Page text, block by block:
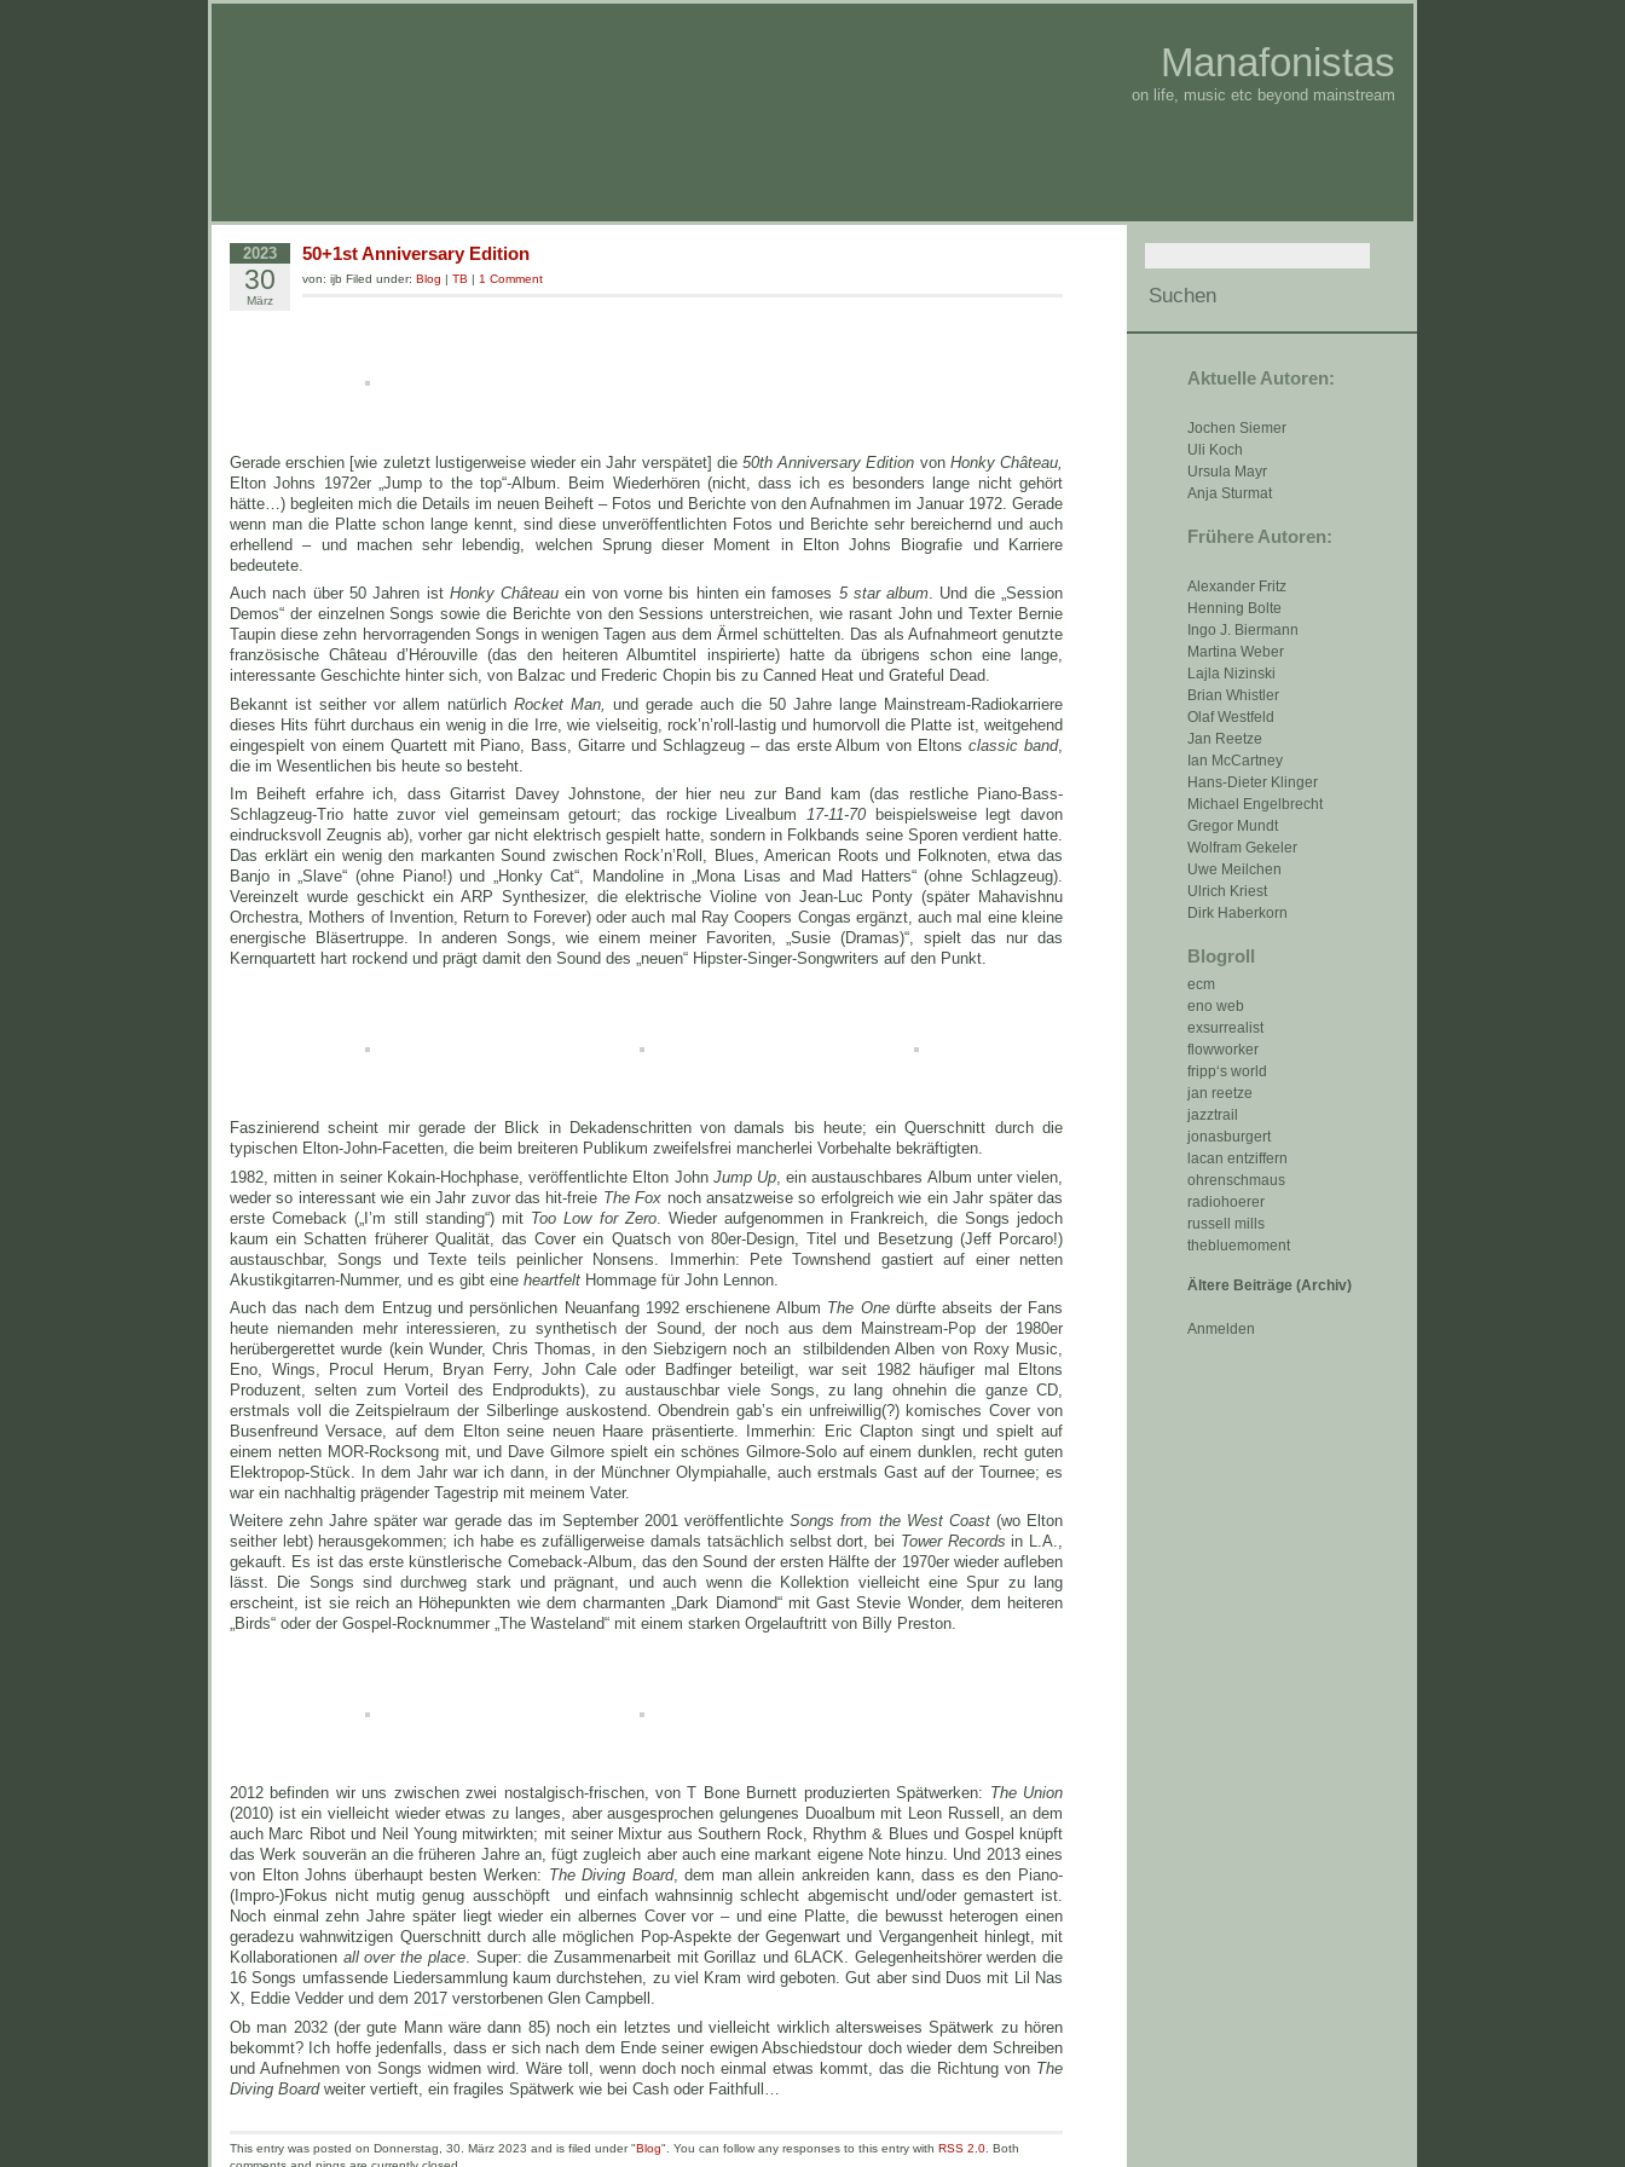
Manafonistas
on life, music etc beyond mainstream
Aktuelle Autoren:
Jochen Siemer
Uli Koch
Ursula Mayr
Anja Sturmat
Frühere Autoren:
Alexander Fritz
Henning Bolte
Ingo J. Biermann
Martina Weber
Lajla Nizinski
Brian Whistler
Olaf Westfeld
Jan Reetze
Ian McCartney
Hans-Dieter Klinger
Michael Engelbrecht
Gregor Mundt
Wolfram Gekeler
Uwe Meilchen
Ulrich Kriest
Dirk Haberkorn
Blogroll
ecm
eno web
exsurrealist
flowworker
fripp‘s world
jan reetze
jazztrail
jonasburgert
lacan entziffern
ohrenschmaus
radiohoerer
russell mills
thebluemoment
Ältere Beiträge (Archiv)
Anmelden
2023
30
März
50+1st Anniversary Edition
von: ijb Filed under: Blog | TB | 1 Comment
Gerade erschien [wie zuletzt lustigerweise wieder ein Jahr verspätet] die 50th Anniversary Edition vonHonky Château,
Elton Johns 1972er „Jump to the top“-Album. Beim Wiederhören (nicht, dass ich es besonders lange nicht gehört
hätte…) begleiten mich die Details im neuen Beiheft – Fotos und Berichte von den Aufnahmen im Januar 1972. Gerade
wenn man die Platte schon lange kennt, sind diese unveröffentlichten Fotos und Berichte sehr bereichernd und auch
erhellend – und machen sehr lebendig, welchen Sprung dieser Moment in Elton Johns Biografie und Karriere
bedeutete.
Auch nach über 50 Jahren istHonky Château ein von vorne bis hinten ein famoses 5 star album. Und die „Session
Demos“ der einzelnen Songs sowie die Berichte von den Sessions unterstreichen, wie rasant John und Texter Bernie
Taupin diese zehn hervorragenden Songs in wenigen Tagen aus dem Ärmel schüttelten. Das als Aufnahmeort genutzte
französische Château d’Hérouville (das den heiteren Albumtitel inspirierte) hatte da übrigens schon eine lange,
interessante Geschichte hinter sich, von Balzac und Frederic Chopin bis zu Canned Heat und Grateful Dead.
Bekannt ist seither vor allem natürlich Rocket Man,
und gerade auch die 50 Jahre lange Mainstream-Radiokarriere
dieses Hits führt durchaus ein wenig in die Irre, wie vielseitig, rock’n’roll-lastig und humorvoll die Platte ist, weitgehend
eingespielt von einem Quartett mit Piano, Bass, Gitarre und Schlagzeug – das erste Album von Eltonsclassic band,
die im Wesentlichen bis heute so besteht.
Im Beiheft erfahre ich, dass Gitarrist Davey Johnstone, der hier neu zur Band kam (das restliche Piano-Bass-
Schlagzeug-Trio hatte zuvor viel gemeinsam getourt; das rockige Livealbum
17-11-70 beispielsweise legt davon
eindrucksvoll Zeugnis ab), vorher gar nicht elektrisch gespielt hatte, sondern in Folkbands seine Sporen verdient hatte.
Das erklärt ein wenig den markanten Sound zwischen Rock’n’Roll, Blues, American Roots und Folknoten, etwa das
Banjo in „Slave“ (ohne Piano!) und „Honky Cat“, Mandoline in „Mona Lisas and Mad Hatters“ (ohne Schlagzeug).
Vereinzelt wurde geschickt ein ARP Synthesizer, die elektrische Violine von Jean-Luc Ponty (später Mahavishnu
Orchestra, Mothers of Invention, Return to Forever) oder auch mal Ray Coopers Congas ergänzt, auch mal eine kleine
energische Bläsertruppe. In anderen Songs, wie einem meiner Favoriten, „Susie (Dramas)“, spielt das nur das
Kernquartett hart rockend und prägt damit den Sound des „neuen“ Hipster-Singer-Songwriters auf den Punkt.
Faszinierend scheint mir gerade der Blick in Dekadenschritten von damals bis heute; ein Querschnitt durch die
typischen Elton-John-Facetten, die beim breiteren Publikum zweifelsfrei mancherlei Vorbehalte bekräftigten.
1982, mitten in seiner Kokain-Hochphase, veröffentlichte Elton John Jump Up, ein austauschbares Album unter vielen,
weder so interessant wie ein Jahr zuvor das hit-freie The Fox noch ansatzweise so erfolgreich wie ein Jahr später das
erste Comeback („I’m still standing“) mit Too Low for Zero. Wieder aufgenommen in Frankreich, die Songs jedoch
kaum ein Schatten früherer Qualität, das Cover ein Quatsch von 80er-Design, Titel und Besetzung (Jeff Porcaro!)
austauschbar, Songs und Texte teils peinlicher Nonsens. Immerhin: Pete Townshend gastiert auf einer netten
Akustikgitarren-Nummer, und es gibt eine heartfelt Hommage für John Lennon.
Auch das nach dem Entzug und persönlichen Neuanfang 1992 erschienene Album The One dürfte abseits der Fans
heute niemanden mehr interessieren, zu synthetisch der Sound, der noch aus dem Mainstream-Pop der 1980er
herübergerettet wurde (kein Wunder, Chris Thomas, in den Siebzigern noch an stilbildenden Alben von Roxy Music,
Eno, Wings, Procul Herum, Bryan Ferry, John Cale oder Badfinger beteiligt, war seit 1982 häufiger mal Eltons
Produzent, selten zum Vorteil des Endprodukts), zu austauschbar viele Songs, zu lang ohnehin die ganze CD,
erstmals voll die Zeitspielraum der Silberlinge auskostend. Obendrein gab’s ein unfreiwillig(?) komisches Cover von
Busenfreund Versace, auf dem Elton seine neuen Haare präsentierte. Immerhin: Eric Clapton singt und spielt auf
einem netten MOR-Rocksong mit, und Dave Gilmore spielt ein schönes Gilmore-Solo auf einem dunklen, recht guten
Elektropop-Stück. In dem Jahr war ich dann, in der Münchner Olympiahalle, auch erstmals Gast auf der Tournee; es
war ein nachhaltig prägender Tagestrip mit meinem Vater.
Weitere zehn Jahre später war gerade das im September 2001 veröffentlichteSongs from the West Coast(wo Elton
seither lebt) herausgekommen; ich habe es zufälligerweise damals tatsächlich selbst dort, bei Tower Records in L.A.,
gekauft. Es ist das erste künstlerische Comeback-Album, das den Sound der ersten Hälfte der 1970er wieder aufleben
lässt. Die Songs sind durchweg stark und prägnant, und auch wenn die Kollektion vielleicht eine Spur zu lang
erscheint, ist sie reich an Höhepunkten wie dem charmanten „Dark Diamond“ mit Gast Stevie Wonder, dem heiteren
„Birds“ oder der Gospel-Rocknummer „The Wasteland“ mit einem starken Orgelauftritt von Billy Preston.
2012 befinden wir uns zwischen zwei nostalgisch-frischen, von T Bone Burnett produzierten Spätwerken: The Union
(2010) ist ein vielleicht wieder etwas zu langes, aber ausgesprochen gelungenes Duoalbum mit Leon Russell, an dem
auch Marc Ribot und Neil Young mitwirkten; mit seiner Mixtur aus Southern Rock, Rhythm & Blues und Gospel knüpft
das Werk souverän an die früheren Jahre an, fügt zugleich aber auch eine markant eigene Note hinzu. Und 2013 eines
von Elton Johns überhaupt besten Werken: The Diving Board, dem man allein ankreiden kann, dass es den Piano-
(Impro-)Fokus nicht mutig genug ausschöpft
und einfach wahnsinnig schlecht abgemischt und/oder gemastert ist.
Noch einmal zehn Jahre später
liegt wieder ein albernes Cover vor – und eine Platte, die bewusst heterogen einen
geradezu wahnwitzigen Querschnitt durch alle möglichen Pop-Aspekte der Gegenwart und Vergangenheit hinlegt, mit
Kollaborationen all over the place. Super: die Zusammenarbeit mit Gorillaz und 6LACK. Gelegenheitshörer werden die
16 Songs umfassende Liedersammlung kaum durchstehen, zu viel Kram wird geboten. Gut aber sind Duos mit Lil Nas
X, Eddie Vedder und dem 2017 verstorbenen Glen Campbell.
Ob man 2032 (der gute Mann wäre dann 85) noch ein letztes und vielleicht wirklich altersweises Spätwerk zu hören
bekommt? Ich hoffe jedenfalls, dass er sich nach dem Ende seiner ewigen Abschiedstour doch wieder dem Schreiben
und Aufnehmen von Songs widmen wird. Wäre toll, wenn doch noch einmal etwas kommt, das die Richtung von The
Diving Boardweiter vertieft, ein fragiles Spätwerk wie bei Cash oder Faithfull…
This entry was posted on Donnerstag, 30. März 2023 and is filed under "Blog". You can follow any responses to this entry with RSS 2.0. Both